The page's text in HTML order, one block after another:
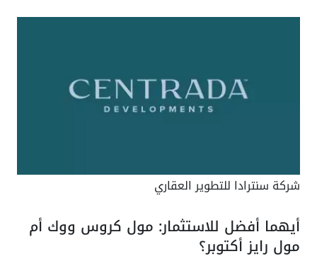
شركة سنترادا للتطوير العقاري
أيهما أفضل للاستثمار: مول كروس ووك أم
مول رايز أكتوبر؟